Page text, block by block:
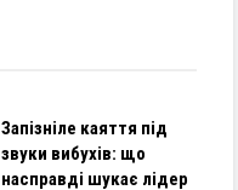
Запізніле каяття під
звуки вибухів: що
насправді шукає лідер